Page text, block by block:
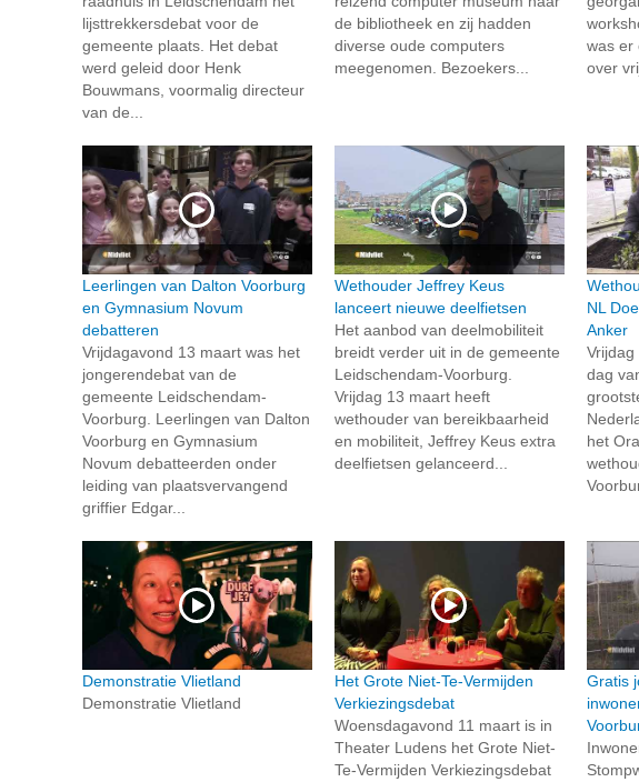
lijsttrekkersdebat voor de
gemeente plaats. Het debat
werd geleid door Henk
Bouwmans, voormalig directeur
van de...
de bibliotheek en zij hadden
diverse oude computers
meegenomen. Bezoekers...
was er
over
Leerlingen van Dalton Voorburg
en Gymnasium Novum
debatteren
Vrijdagavond 13 maart was het
jongerendebat van de
gemeente Leidschendam-
Voorburg. Leerlingen van Dalton
Voorburg en Gymnasium
Novum debatteerden onder
leiding van plaatsvervangend
griffier Edgar...
Wethouder Jeffrey Keus
lanceert nieuwe deelfietsen
Het aanbod van deelmobiliteit
breidt verder uit in de gemeente
Leidschendam-Voorburg.
Vrijdag 13 maart heeft
wethouder van bereikbaarheid
en mobiliteit, Jeffrey Keus extra
deelfietsen gelanceerd...
NL
Anker
dag
het
Demonstratie Vlietland
Demonstratie Vlietland
Het Grote Niet-Te-Vermijden
Verkiezingsdebat
Woensdagavond 11 maart is in
Theater Ludens het Grote Niet-
Te-Vermijden Verkiezingsdebat
Gratis